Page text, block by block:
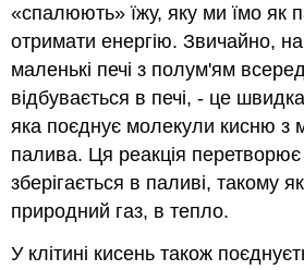
«спалюють» їжу, яку ми їмо як
отримати енергію. Звичайно,
маленькі печі з полум'ям
відбувається в печі, - це швидка
яка поєднує молекули кисню з
палива. Ця реакція
зберігається в паливі, такому
природний газ, в тепло.
У клітині кисень також